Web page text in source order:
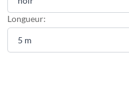
Longueur: